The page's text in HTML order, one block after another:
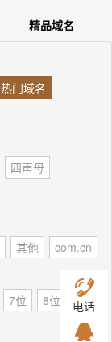
精品域名
热门域名
四声母
其他
com.cn
7位 8位
9位
电话